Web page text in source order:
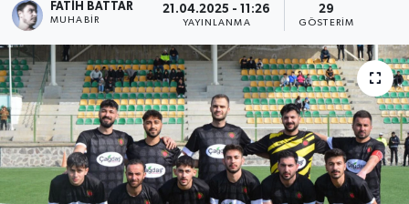
FATIH BATTAR
MUHABIR
21.04.2025 - 11:26
YAYINLANMA
29
GÖSTERIM
AKTÜEL
EĞİTİM
İLÇELER
OTOPARK
TEKNOLOJİ
Son Dakika Haberleri
Haber Arşivi